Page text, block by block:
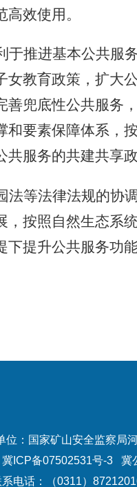
效使用。
推进基本公共服
教育政策，扩大
兜底性公共服务
要素保障体系，
服务的共建共享政
等法律法规的协
按照自然生态系
提升公共服务功
位：国家矿山安全监察局
冀ICP备07502531号-3
冀
系电话：（0311）